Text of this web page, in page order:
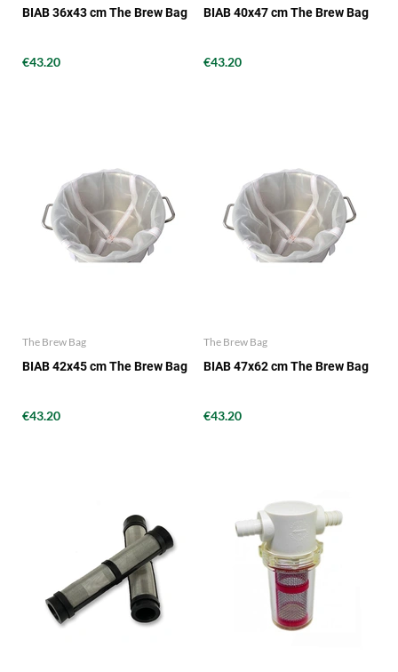
BIAB 36x43 cm The Brew Bag
€43.20
BIAB 40x47 cm The Brew Bag
€43.20
The Brew Bag
BIAB 42x45 cm The Brew Bag
€43.20
The Brew Bag
BIAB 47x62 cm The Brew Bag
€43.20